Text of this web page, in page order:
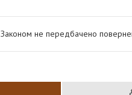
Законом не передбачено